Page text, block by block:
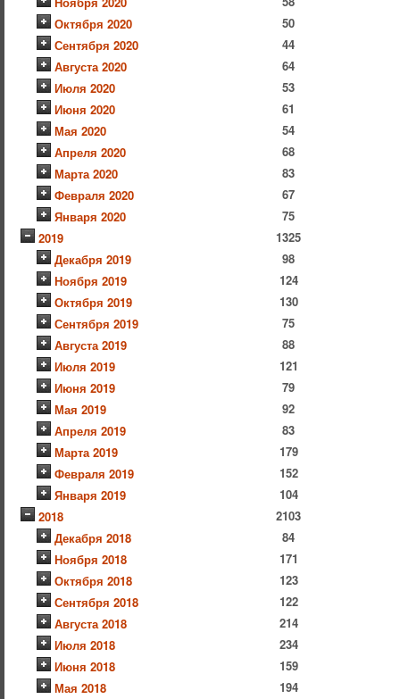
Октября 2020
50
Сентября 2020
44
Августа 2020
64
Июля 2020
53
Июня 2020
61
Мая 2020
54
Апреля 2020
68
Марта 2020
83
Февраля 2020
67
Января 2020
75
2019
1325
Декабря 2019
98
Ноября 2019
124
Октября 2019
130
Сентября 2019
75
Августа 2019
88
Июля 2019
121
Июня 2019
79
Мая 2019
92
Апреля 2019
83
Марта 2019
179
Февраля 2019
152
Января 2019
104
2018
2103
Декабря 2018
84
Ноября 2018
171
Октября 2018
123
Сентября 2018
122
Августа 2018
214
Июля 2018
234
Июня 2018
159
Мая 2018
194